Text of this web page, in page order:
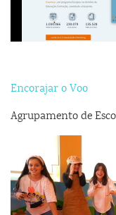
Encorajar o Voo
Agrupamento de